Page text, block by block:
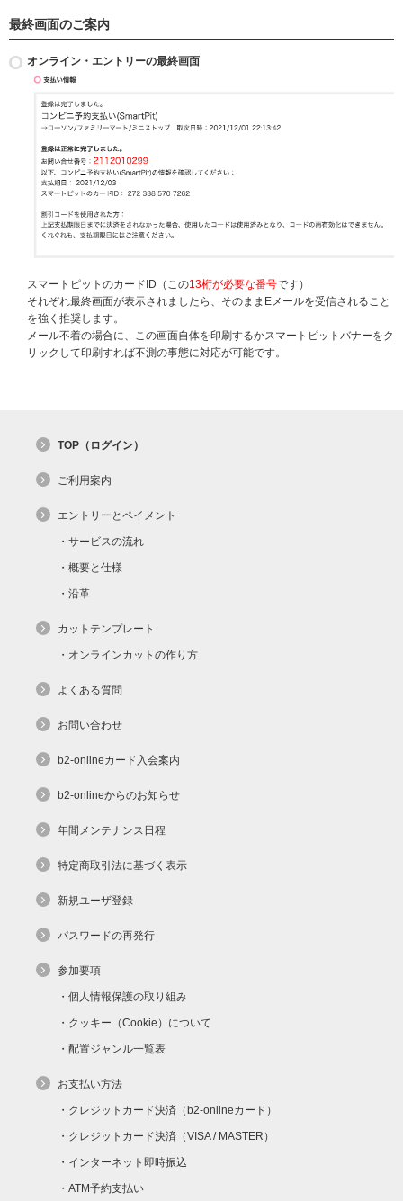
最終画面のご案内
オンライン・エントリーの最終画面
スマートピットのカードID（この13桁が必要な番号です）
それぞれ最終画面が表示されましたら、そのままEメールを受信されること
を強く推奨します。
メール不着の場合に、この画面自体を印刷するかスマートピットバナーをク
リックして印刷すれば不測の事態に対応が可能です。
TOP（ログイン）
ご利用案内
エントリーとペイメント
サービスの流れ
概要と仕様
沿革
カットテンプレート
オンラインカットの作り方
よくある質問
お問い合わせ
b2-onlineカード入会案内
b2-onlineからのお知らせ
年間メンテナンス日程
特定商取引法に基づく表示
新規ユーザ登録
パスワードの再発行
参加要項
個人情報保護の取り組み
クッキー（Cookie）について
配置ジャンル一覧表
お支払い方法
クレジットカード決済（b2-onlineカード）
クレジットカード決済（VISA / MASTER）
インターネット即時振込
ATM予約支払い